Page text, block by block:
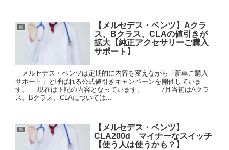
車
【メルセデス・ベンツ】Aクラ
ス、Bクラス、CLAの値引きが
拡大【純正アクセサリーご購入
サポート】
メルセデス・ベンツは定期的に内容を変えながら「新車ご購入
サポート」と呼ばれる公式値引きキャンペーンを開催していま
す。 現在は下記の内容となっています。 7月当初はAクラ
ス、Bクラス、CLAについては...
車
【メルセデス・ベンツ】
CLA200d マイナーなスイッチ
【使う人は使うかも？】